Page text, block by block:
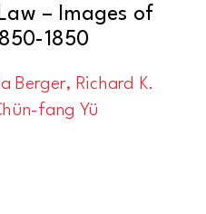
– Images of
1850
Berger, Richard K.
fang Yü